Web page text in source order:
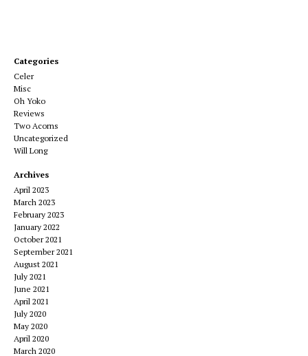
Categories
Celer
Misc
Oh Yoko
Reviews
Two Acorns
Uncategorized
Will Long
Archives
April 2023
March 2023
February 2023
January 2022
October 2021
September 2021
August 2021
July 2021
June 2021
April 2021
July 2020
May 2020
April 2020
March 2020